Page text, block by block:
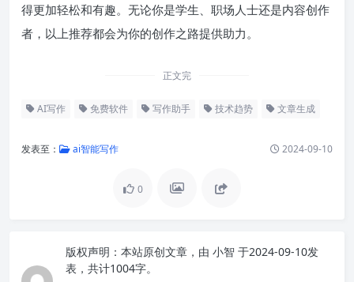
得更加轻松和有趣。无论你是学生、职场人士还是内容创作
者，以上推荐都会为你的创作之路提供助力。
正文完
AI写作 免费软件 写作助手 技术趋势 文章生成
发表至： ai智能写作 2024-09-10
0
版权声明： 本站原创文章，由 小智 于2024-09-10发
表，共计1004字。